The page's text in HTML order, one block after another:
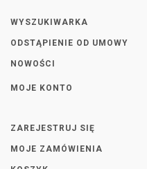
WYSZUKIWARKA
ODSTĄPIENIE OD UMOWY
NOWOŚCI
MOJE KONTO
ZAREJESTRUJ SIĘ
MOJE ZAMÓWIENIA